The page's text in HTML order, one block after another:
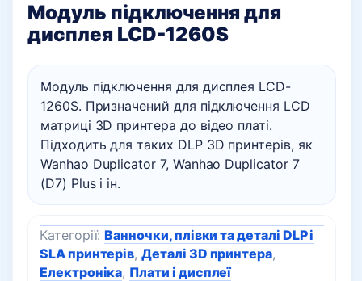
Модуль підключення для
дисплея LCD-1260S
Модуль підключення для дисплея LCD-
1260S. Призначений для підключення LCD
матриці 3D принтера до відео платі.
Підходить для таких DLP 3D принтерів, як
Wanhao Duplicator 7, Wanhao Duplicator 7
(D7) Plus і ін.
Категорії:Ванночки, плівки та деталі DLP і
SLA принтерів,Деталі 3D принтера,
Електроніка, Плати і дисплеї